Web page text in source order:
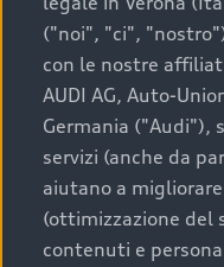
Audi Center o
che ti supporterà
La qualità
un’auto
("noi", "ci",
con le nostre
AUDI AG, Auto-
Germania ("Audi"),
servizi (anche da
aiutano a
(ottimizzazione del
contenuti e